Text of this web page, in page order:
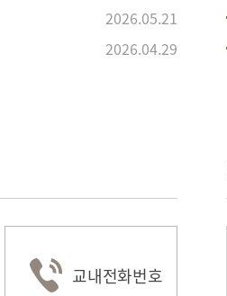
2026.05.21
2026.04.29
교내전화번호
시스템 e-class